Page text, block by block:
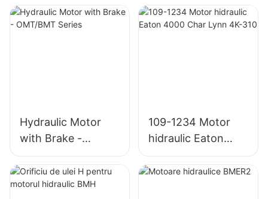
Hydraulic Motor
with Brake -
OMT/BMT Series
109-1234 Motor
hidraulic Eaton
4000 Char Lynn
4K-310